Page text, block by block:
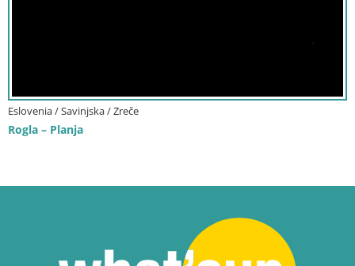
Eslovenia / Savinjska / Zreče
Rogla – Planja